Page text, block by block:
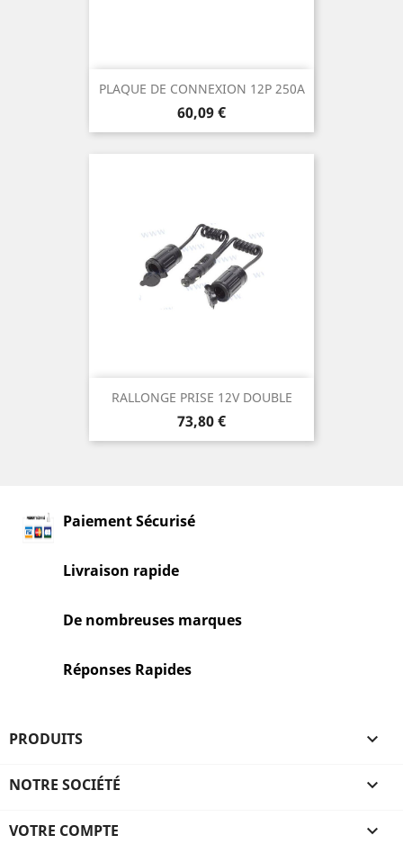
PLAQUE DE CONNEXION 12P 250A
Prix
60,09 €
RALLONGE PRISE 12V DOUBLE
Prix
73,80 €
Paiement Sécurisé
Livraison rapide
De nombreuses marques
Réponses Rapides
PRODUITS 
NOTRE SOCIÉTÉ 
VOTRE COMPTE 